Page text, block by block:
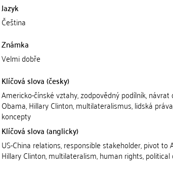
Jazyk
Čeština
Známka
Velmi dobře
Klíčová slova (česky)
Americko-čínské vztahy, zodpovědný podílník, návrat
Obama, Hillary Clinton, multilateralismus, lidská
koncepty
Klíčová slova (anglicky)
US-China relations, responsible stakeholder, pivot to
Hillary Clinton, multilateralism, human rights,